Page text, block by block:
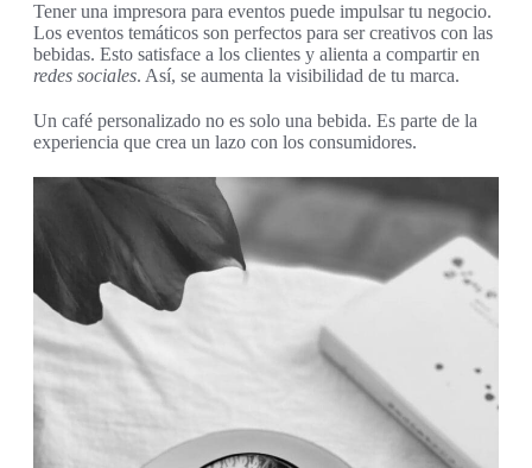
Tener una impresora para eventos puede impulsar tu negocio.
Los eventos temáticos son perfectos para ser creativos con las
bebidas. Esto satisface a los clientes y alienta a compartir en
redes sociales. Así, se aumenta la visibilidad de tu marca.
Un café personalizado no es solo una bebida. Es parte de la
experiencia que crea un lazo con los consumidores.